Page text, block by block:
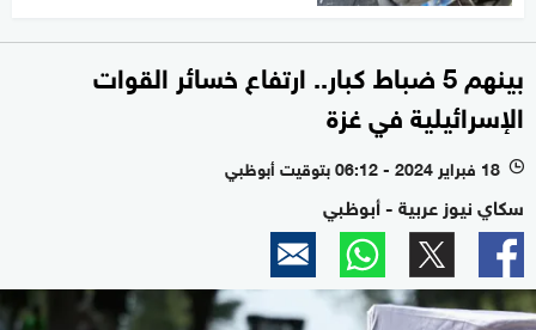
بينهم 5 ضباط كبار.. ارتفاع خسائر القوات
الإسرائيلية في غزة
l 18 فبراير 2024 - 06:12 بتوقيت أبوظبي
سكاي نيوز عربية - أبوظبي